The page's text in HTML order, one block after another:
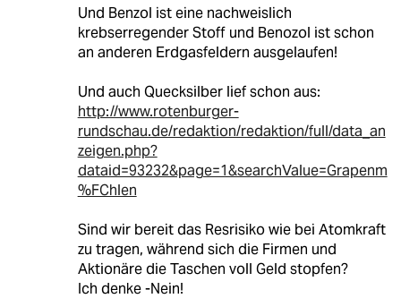
Und Benzol ist eine nachweislich
krebserregender Stoff und Benozol ist schon
an anderen Erdgasfeldern ausgelaufen!
Und auch Quecksilber lief schon aus:
http://www.rotenburger-
rundschau.de/redaktion/redaktion/full/data_an
zeigen.php?
dataid=93232&page=1&searchValue=Grapenm
%FChlen
Sind wir bereit das Resrisiko wie bei Atomkraft
zu tragen, während sich die Firmen und
Aktionäre die Taschen voll Geld stopfen?
Ich denke -Nein!